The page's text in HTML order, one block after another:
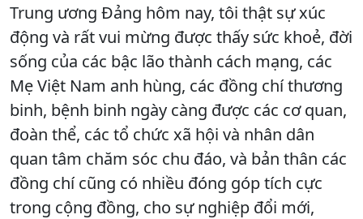
Trung ương Đảng hôm nay, tôi thật sự xúc
động và rất vui mừng được thấy sức khoẻ, đời
sống của các bậc lão thành cách mạng, các
Mẹ Việt Nam anh hùng, các đồng chí thương
binh, bệnh binh ngày càng được các cơ quan,
đoàn thể, các tổ chức xã hội và nhân dân
quan tâm chăm sóc chu đáo, và bản thân các
đồng chí cũng có nhiều đóng góp tích cực
trong cộng đồng, cho sự nghiệp đổi mới,